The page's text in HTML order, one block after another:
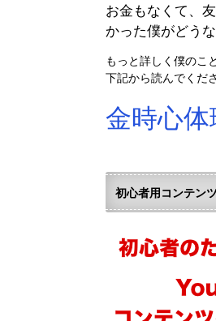
お金もなくて、
かった僕がどう
もっと詳しく僕のこ
下記から読んでくださ
金時心
初心者用コンテンツ